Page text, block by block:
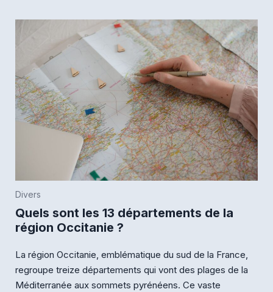
Divers
Quels sont les 13 départements de la
région Occitanie ?
La région Occitanie, emblématique du sud de la France,
regroupe treize départements qui vont des plages de la
Méditerranée aux sommets pyrénéens. Ce vaste